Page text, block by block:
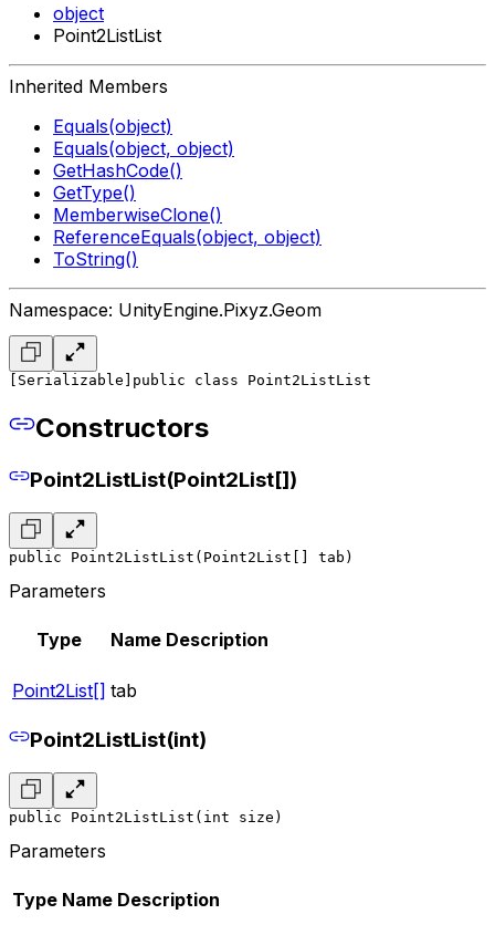
object
Point2ListList
Inherited Members
Equals(object)
Equals(object, object)
GetHashCode()
GetType()
MemberwiseClone()
ReferenceEquals(object, object)
ToString()
Namespace: UnityEngine.Pixyz.Geom
[Serializable] public class Point2ListList
Constructors
Point2ListList(Point2List[])
public Point2ListList(Point2List[] tab)
Parameters
Type Name Description
Point2List[] tab
Point2ListList(int)
public Point2ListList(int size)
Parameters
Type Name Description